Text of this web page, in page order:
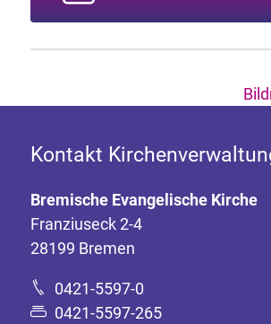
Kontakt
Bremische Evangelische Kirche
Franziuseck 2-4
28199 Bremen
0421-5597-0
0421-5597-265